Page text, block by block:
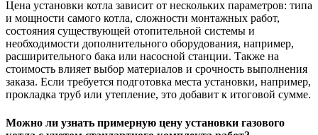
Цена установки котла зависит от нескольких параметров: типа
и мощности самого котла, сложности монтажных работ,
состояния существующей отопительной системы и
необходимости дополнительного оборудования, например,
расширительного бака или насосной станции. Также на
стоимость влияет выбор материалов и срочность выполнения
заказа. Если требуется подготовка места установки, например,
прокладка труб или утепление, это добавит к итоговой сумме.
Можно ли узнать примерную цену установки газового